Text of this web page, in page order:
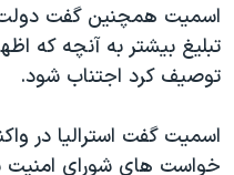
تریبونال مردمی آبان ۹۸
دادگاه حمید نوری
قانون شفافیت دارائی کادر
اسميت همچنين گفت
تبليغ بيشتر به آنچه که
توصيف کرد اجتناب شود.
اسميت گفت استراليا در
خواست های شورای امنيت